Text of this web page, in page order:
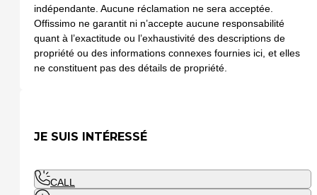
indépendante. Aucune réclamation ne sera acceptée.
Offissimo ne garantit ni n’accepte aucune responsabilité
quant à l’exactitude ou l’exhaustivité des descriptions de
propriété ou des informations connexes fournies ici, et elles
ne constituent pas des détails de propriété.
JE SUIS INTÉRESSÉ
CALL